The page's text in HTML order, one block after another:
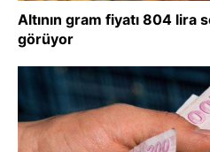
Altının gram fiyatı 804 lira
görüyor